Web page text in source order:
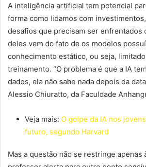
A inteligência artificial tem potencial
forma como lidamos com
desafios que precisam ser enfrentados
deles vem do fato de os modelos
conhecimento estático, ou seja,
treinamento. “O problema é que a IA
dados, ela não sabe nada depois da
Alessio Chiuratto, da Faculdade
Veja mais: O golpe da IA nos
futuro, segundo Harvard
Mas a questão não se restringe apenas